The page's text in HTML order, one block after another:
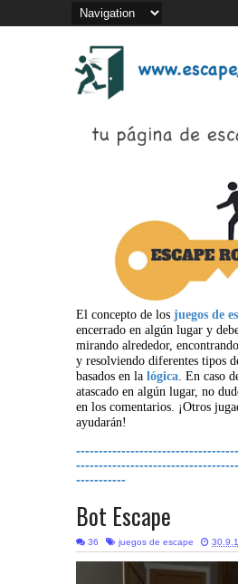
El concepto de los juegos de
encerrado en algún lugar y
mirando alrededor,
y resolviendo diferentes tipos
basados en la lógica. En caso
atascado en algún lugar, no
en los comentarios. ¡Otros
ayudarán!
-----------
Bot Escape
36 juegos de escape